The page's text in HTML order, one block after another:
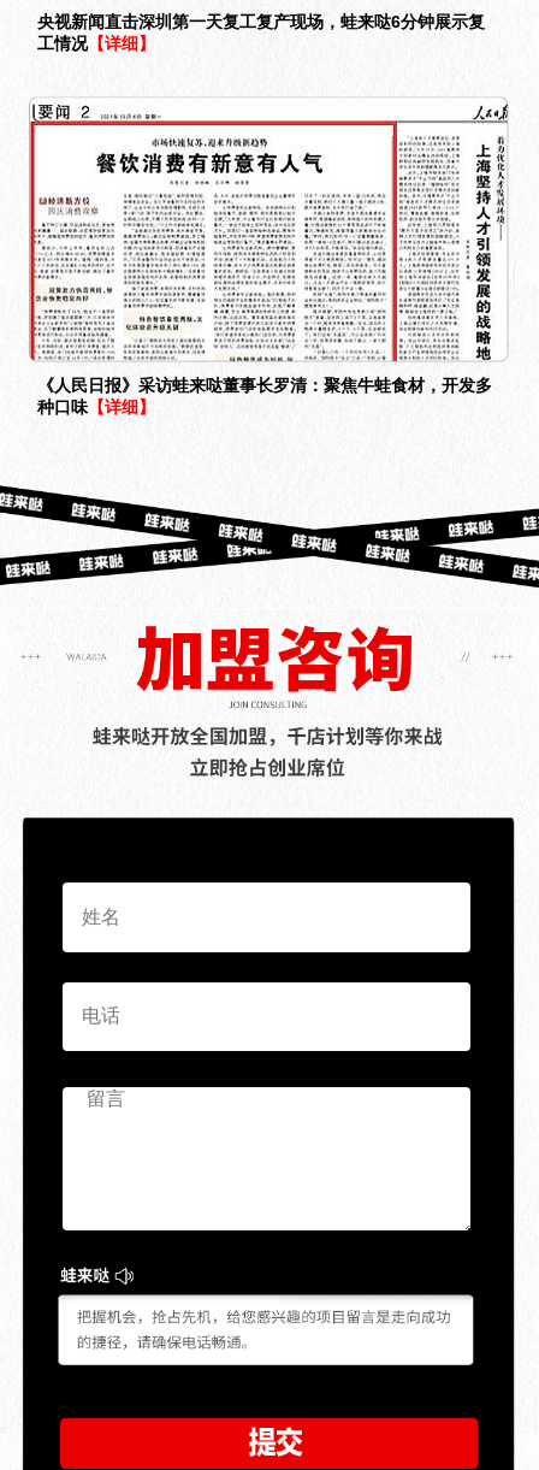
央视新闻直击深圳第一天复工复产现场，蛙来哒6分钟展示复
工情况【详细】
《人民日报》采访蛙来哒董事长罗清：聚焦牛蛙食材，开发多
种口味 【详细】